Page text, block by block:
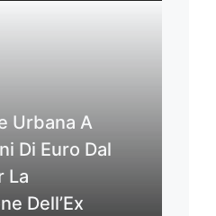
Urbana A
Di Euro Dal
La
Dell’Ex